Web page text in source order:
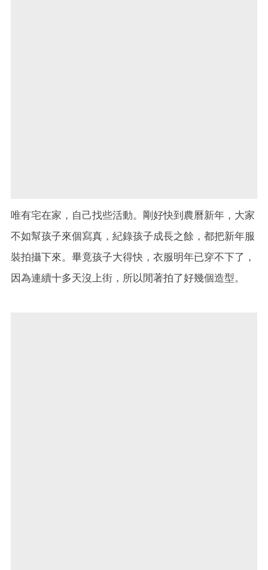
唯有宅在家，自己找些活動。剛好快到農曆新年， 大家
不如幫孩子來個寫真，紀錄孩子成長之餘， 都把新年服
裝拍攝下來。畢竟孩子大得快，衣服明年已穿不下了，
因為連續十多天沒上街，所以閒著拍了好幾個造型。